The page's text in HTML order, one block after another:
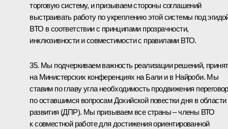
торговую систему, и призываем стороны соглашений
выстраивать работу по укреплению этой системы под
ВТО в соответствии с принципами прозрачности,
инклюзивности и совместимости с правилами ВТО.
35. Мы подчеркиваем важность реализации решений,
на Министерских конференциях на Бали и в Найроби. Мы
ставим по главу угла необходимость продвижения
по оставшимся вопросам Дохийской повестки дня в области
развития (ДПР). Мы призываем все страны – члены ВТО
к совместной работе для достижения ориентированной